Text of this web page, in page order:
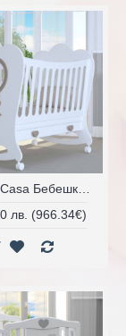
лв. (966.34€)